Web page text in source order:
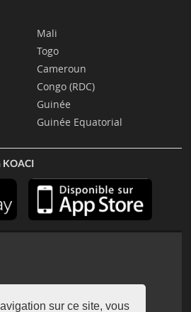
sur ce site, vous
Mali
Togo
Cameroun
Congo (RDC)
Guinée
Guinée Equatorial
KOACI